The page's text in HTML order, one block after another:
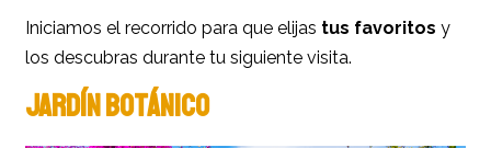
Iniciamos el recorrido para que elijas tus favoritos y
los descubras durante tu siguiente visita.
JARDÍN BOTÁNICO